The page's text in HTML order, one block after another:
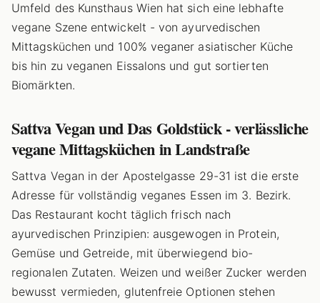
Umfeld des Kunsthaus Wien hat sich eine lebhafte
vegane Szene entwickelt - von ayurvedischen
Mittagsküchen und 100% veganer asiatischer Küche
bis hin zu veganen Eissalons und gut sortierten
Biomärkten.
Sattva Vegan und Das Goldstück - verlässliche
vegane Mittagsküchen in Landstraße
Sattva Vegan in der Apostelgasse 29-31 ist die erste
Adresse für vollständig veganes Essen im 3. Bezirk.
Das Restaurant kocht täglich frisch nach
ayurvedischen Prinzipien: ausgewogen in Protein,
Gemüse und Getreide, mit überwiegend bio-
regionalen Zutaten. Weizen und weißer Zucker werden
bewusst vermieden, glutenfreie Optionen stehen